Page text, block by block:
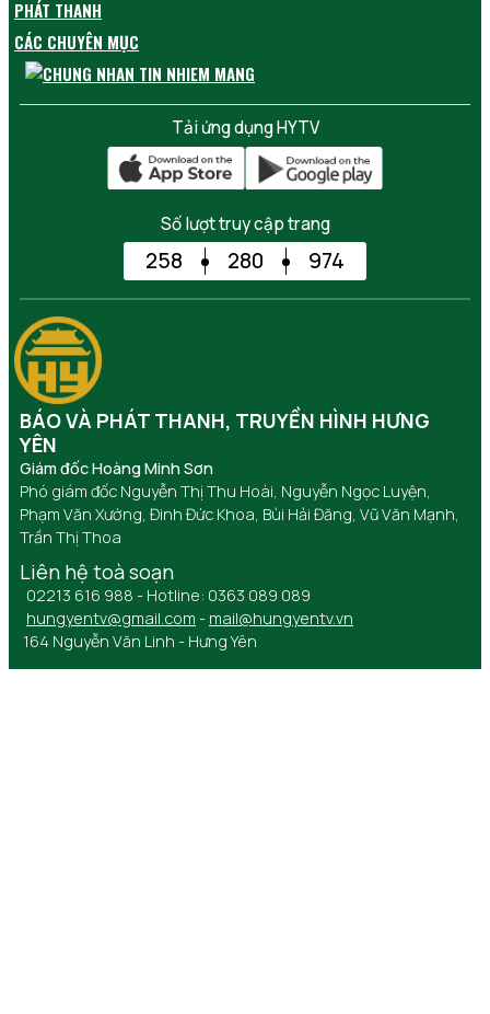
PHÁT THANH
CÁC CHUYÊN MỤC
Tải ứng dụng HYTV
Số lượt truy cập trang
258 280 974
BÁO VÀ PHÁT THANH, TRUYỀN HÌNH HƯNG
YÊN
Giám đốc Hoàng Minh Sơn
Phó giám đốc Nguyễn Thị Thu Hoài, Nguyễn Ngọc Luyện,
Phạm Văn Xướng, Đinh Đức Khoa, Bùi Hải Đăng, Vũ Văn Mạnh,
Trần Thị Thoa
Liên hệ toà soạn
02213 616 988 - Hotline: 0363 089 089
hungyentv@gmail.com - mail@hungyentv.vn
164 Nguyễn Văn Linh - Hưng Yên